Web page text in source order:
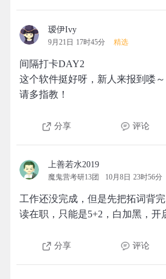
瑷伊Ivy
9月21日 17时45分 精选
间隔打卡DAY2
这个软件挺好呀，新人来报到喽～
请多指教！
分享 评论
上善若水2019
魔鬼营考研13团 10月8日 23时56分
工作还没完成，但是先把拓词背完
读在职，只能是5+2，白加黑，开
分享 评论